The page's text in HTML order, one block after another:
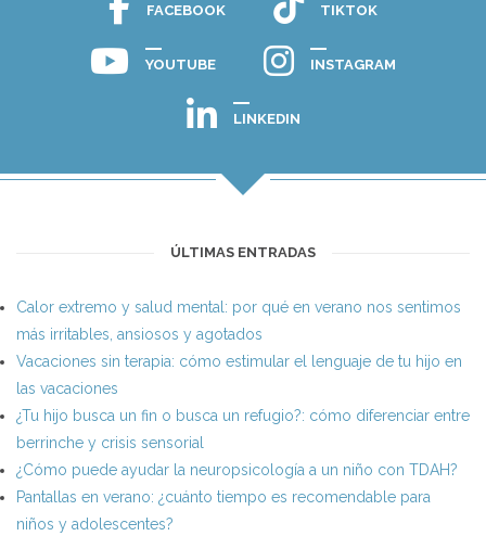
FACEBOOK TIKTOK
YOUTUBE INSTAGRAM
LINKEDIN
ÚLTIMAS ENTRADAS
Calor extremo y salud mental: por qué en verano nos sentimos
más irritables, ansiosos y agotados
Vacaciones sin terapia: cómo estimular el lenguaje de tu hijo en
las vacaciones
¿Tu hijo busca un fin o busca un refugio?: cómo diferenciar entre
berrinche y crisis sensorial
¿Cómo puede ayudar la neuropsicología a un niño con TDAH?
Pantallas en verano: ¿cuánto tiempo es recomendable para
niños y adolescentes?